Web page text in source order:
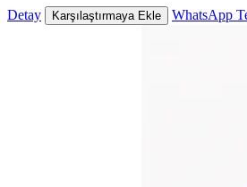
Detay Karşılaştırmaya Ekle WhatsApp